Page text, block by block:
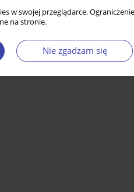
w swojej przeglądarce.
na stronie.
Nie zgadzam się